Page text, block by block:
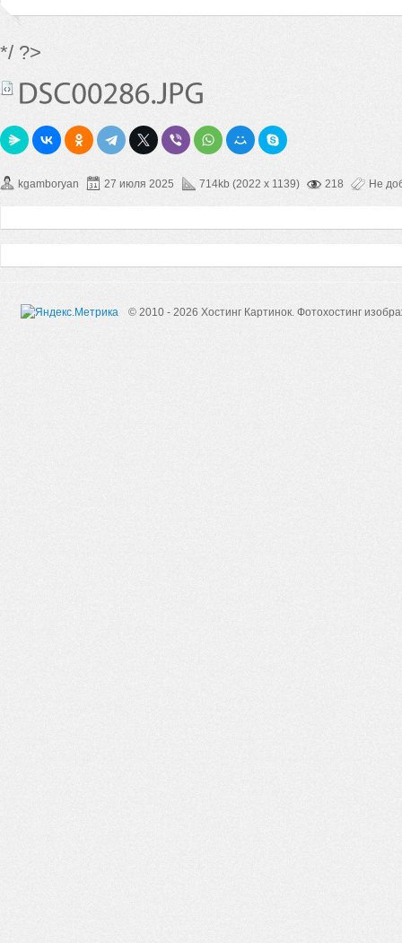
*/ ?>
kgamboryan 27 июля 2025 714kb (2022 x 1139) 218 Не
© 2010 - 2026 Хостинг Картинок. Фотохостинг